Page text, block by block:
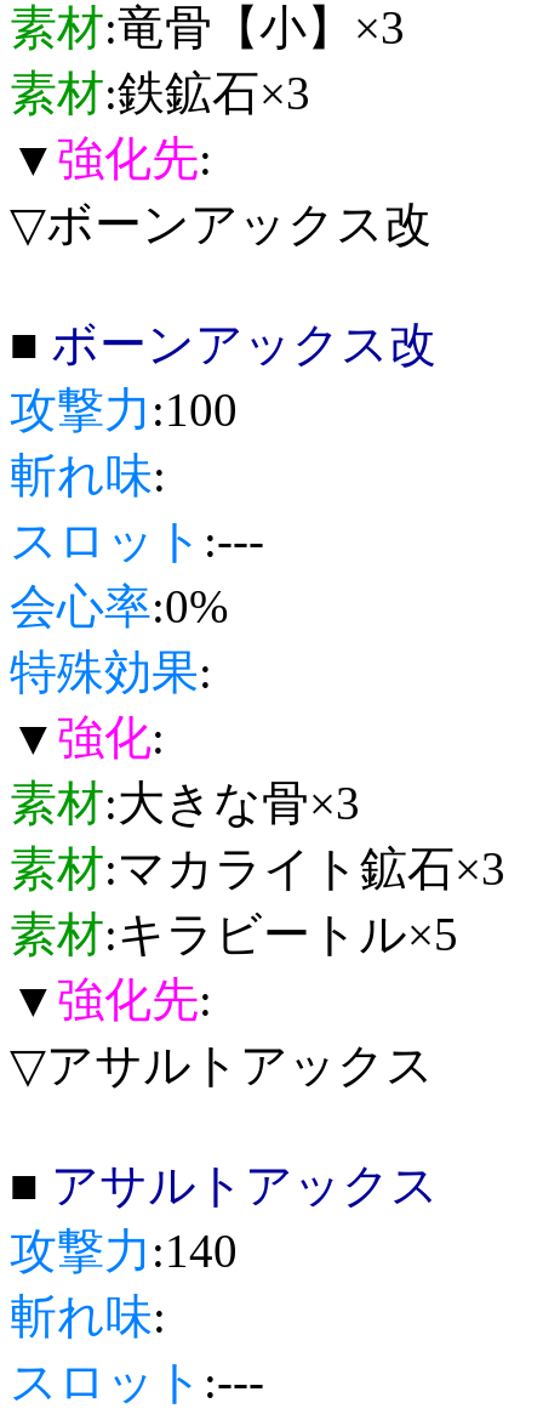
素材:竜骨【小】×3
素材:鉄鉱石×3
▼ 強化先:
▽ボーンアックス改
■ ボーンアックス改
攻撃力 :100
斬れ味:
スロット :---
会心率:0%
特殊効果:
▼ 強化:
素材:大きな骨×3
素材:マカライト鉱石×3
素材:キラビートル×5
▼ 強化先:
▽アサルトアックス
■ アサルトアックス
攻撃力 :140
斬れ味:
スロット :---